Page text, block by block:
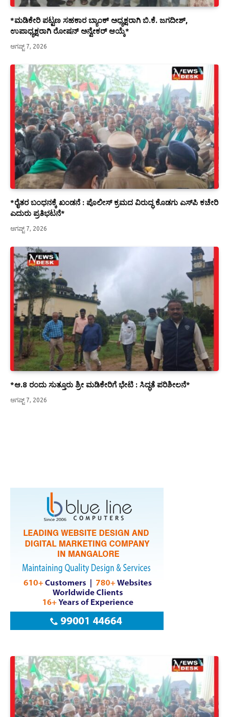
*ಮಡಿಕೇರಿ ಪಟ್ಟಣ ಸಹಕಾರ ಬ್ಯಾಂಕ್ ಅಧ್ಯಕ್ಷರಾಗಿ ಬಿ.ಕೆ. ಜಗದೀಶ್,
ಉಪಾಧ್ಯಕ್ಷರಾಗಿ ರೋಷನ್ ಅನ್ವೇಕರ್ ಆಯ್ಕೆ*
ಆಗಷ್ಟ್ 7, 2026
*ರೈತರ ಬಂಧನಕ್ಕೆ ಖಂಡನೆ : ಪೊಲೀಸ್ ಕ್ರಮದ ವಿರುದ್ಧ ಕೊಡಗು ಎಸ್‍ಪಿ ಕಚೇರಿ
ಎದುರು ಪ್ರತಿಭಟನೆ*
ಆಗಷ್ಟ್ 7, 2026
*ಆ.8 ರಂದು ಸುತ್ತೂರು ಶ್ರೀ ಮಡಿಕೇರಿಗೆ ಭೇಟಿ : ಸಿದ್ಧತೆ ಪರಿಶೀಲನೆ*
ಆಗಷ್ಟ್ 7, 2026